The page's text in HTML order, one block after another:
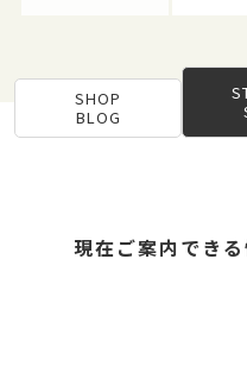
SHOP
BLOG
現在ご案内でき